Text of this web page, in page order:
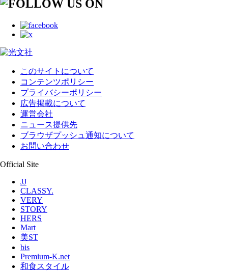
このサイトについて
コンテンツポリシー
プライバシーポリシー
広告掲載について
運営会社
ニュース提供先
ブラウザプッシュ通知について
お問い合わせ
Official Site
JJ
CLASSY.
VERY
STORY
HERS
Mart
美ST
bis
Premium-K.net
和食スタイル